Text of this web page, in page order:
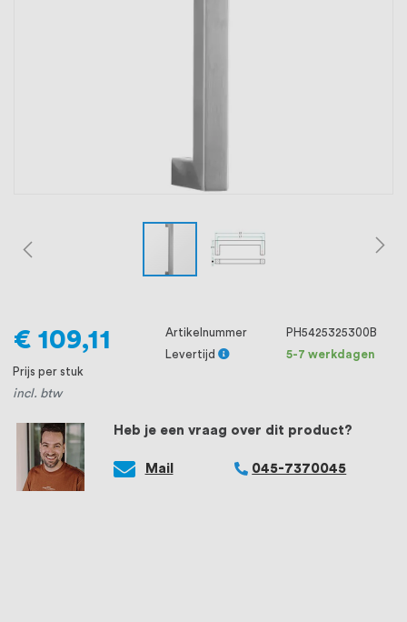
Heb je een vraag over dit product?
Mail 045-7370045
€ 109,11
Prijs per stuk
incl. btw
Artikelnummer
PH5425325300B
Levertijd
5-7 werkdagen